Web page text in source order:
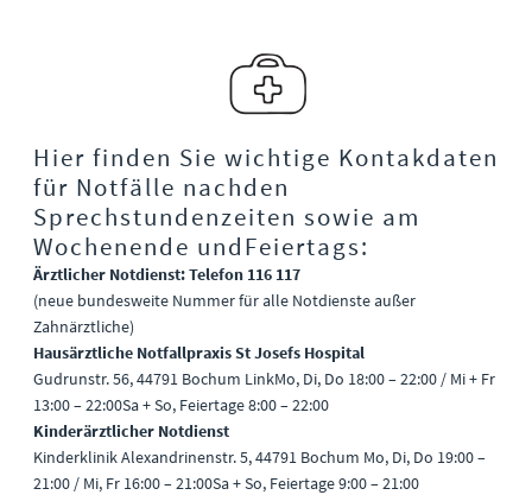
Hier finden Sie wichtige Kontakdaten
für Notfälle nachden
Sprechstundenzeiten sowie am
Wochenende undFeiertags:
Ärztlicher Notdienst: Telefon 116 117
(neue bundesweite Nummer für alle Notdienste außer
Zahnärztliche)
Hausärztliche Notfallpraxis St Josefs Hospital
Gudrunstr. 56, 44791 Bochum LinkMo, Di, Do 18:00 – 22:00 / Mi + Fr
13:00 – 22:00Sa + So, Feiertage 8:00 – 22:00
Kinderärztlicher Notdienst
Kinderklinik Alexandrinenstr. 5, 44791 Bochum Mo, Di, Do 19:00 –
21:00 / Mi, Fr 16:00 – 21:00Sa + So, Feiertage 9:00 – 21:00